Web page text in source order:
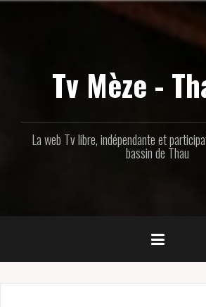
Tv Mèze -
La web Tv libre, indépendante et
bassin de Thau